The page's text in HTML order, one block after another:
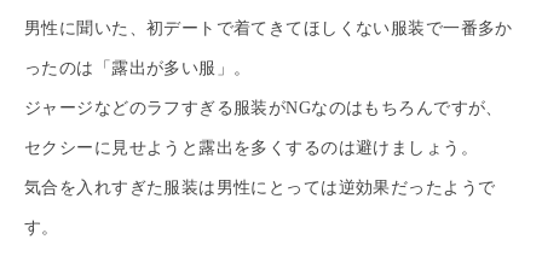
男性に聞いた、初デートで着てきてほしくない服装で一番多か
ったのは「露出が多い服」。
ジャージなどのラフすぎる服装がNGなのはもちろんですが、
セクシーに見せようと露出を多くするのは避けましょう。
気合を入れすぎた服装は男性にとっては逆効果だったようで
す。